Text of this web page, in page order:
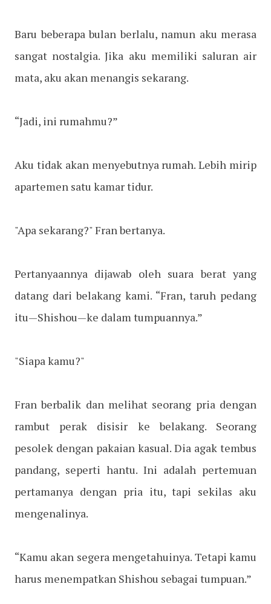
Baru beberapa bulan berlalu, namun aku merasa
sangat nostalgia. Jika aku memiliki saluran air
mata, aku akan menangis sekarang.
“Jadi, ini rumahmu?”
Aku tidak akan menyebutnya rumah. Lebih mirip
apartemen satu kamar tidur.
"Apa sekarang?" Fran bertanya.
Pertanyaannya dijawab oleh suara berat yang
datang dari belakang kami. “Fran, taruh pedang
itu—Shishou—ke dalam tumpuannya.”
"Siapa kamu?"
Fran berbalik dan melihat seorang pria dengan
rambut perak disisir ke belakang. Seorang
pesolek dengan pakaian kasual. Dia agak tembus
pandang, seperti hantu. Ini adalah pertemuan
pertamanya dengan pria itu, tapi sekilas aku
mengenalinya.
“Kamu akan segera mengetahuinya. Tetapi kamu
harus menempatkan Shishou sebagai tumpuan.”